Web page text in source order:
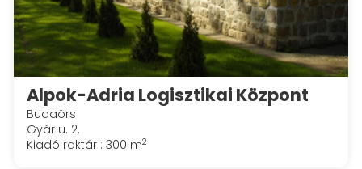
Alpok-Adria Logisztikai Központ
Budaörs
Gyár u. 2.
Kiadó raktár : 300 m2